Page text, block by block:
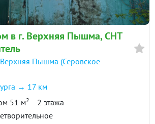
в г. Верхняя Пышма, СНТ
Пышма (Серовское
→ 17 км
51 м2
2 этажа